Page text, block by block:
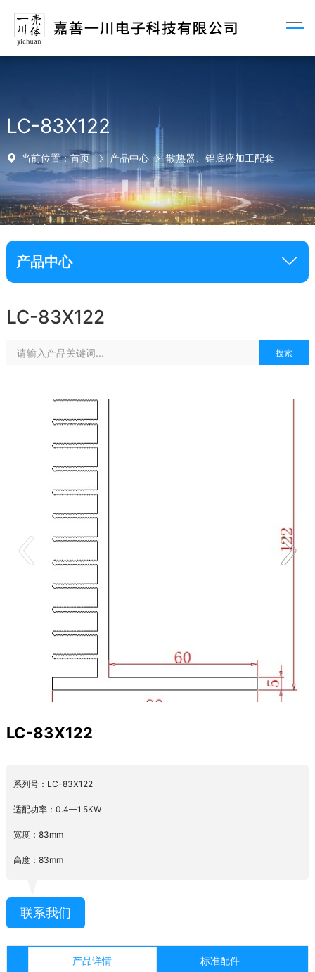
LC-83X122
当前位置：首页 产品中心 散热器、铝底座加工配套
产品中心
LC-83X122
搜索
LC-83X122
系列号：LC-83X122
适配功率：0.4—1.5KW
宽度：83mm
高度：83mm
联系我们
产品详情 标准配件